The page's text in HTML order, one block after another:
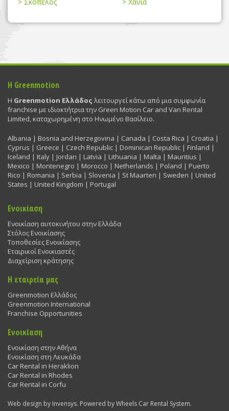
Η Greenmotion
Η Greenmotion Ελλάδος λειτουργεί κάτω από μια συμφωνία
franchise με ιδιοκτήτρια την Green Motion Car and Van Rental
Limited, καταχωρημένη στο Ηνωμένο Βασίλειο.
Albania | Bosnia and Herzegovina | Canada | Costa Rica | Croatia |
Cyprus | Greece | Czech Republic | Dominican Republic | Finland |
Iceland | Italy | Jordan | Latvia | Lithuania | Malta | Mauritius |
Mexico | Montenegro | Morocco | Netherlands | Poland | Puerto
Rico | Romania | Serbia | Slovenia | St Maarten | Sweden | United
States | United Kingdom | Portugal
Ενοικίαση
Ενοικίαση αυτοκινήτου στην Ελλάδα
Στόλος Ενοικίασης
Τοποθεσίες Ενοικίασης
Εταιρικοί Ενοικιαστές
Διαχείριση κράτησης
Η εταιρεία μας
Greenmotion Ελλάδος
Greenmotion International
Franchise Opportunities
Ενοικίαση
Ενοικίαση στην Αθήνα
Ενοικίαση στη Λευκάδα
Car Rental in Heraklion
Car Rental in Rhodes
Car Rental in Corfu
Web design by Invensys. Powered by Wheels Car Rental System.